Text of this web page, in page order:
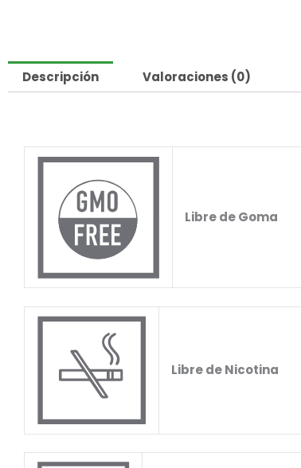
Descripción Valoraciones (0)
Libre de Goma
Libre de Nicotina